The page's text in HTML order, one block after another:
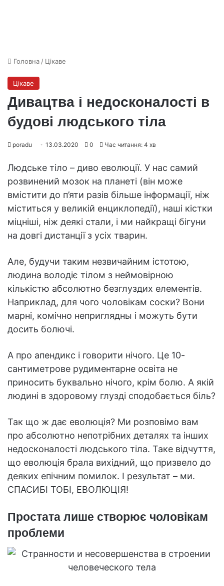
Головна / Цікаве
Цікаве
Дивацтва і недосконалості в
будові людського тіла
poradu 13.03.2020 0 Час читання: 4 хв
Людське тіло – диво еволюції. У нас самий
розвинений мозок на планеті (він може
вмістити до п’яти разів більше інформації, ніж
міститься у великій енциклопедії), наші кістки
міцніші, ніж деякі стали, і ми найкращі бігуни
на довгі дистанції з усіх тварин.
Але, будучи таким незвичайним істотою,
людина володіє тілом з неймовірною
кількістю абсолютно безглуздих елементів.
Наприклад, для чого чоловікам соски? Вони
марні, комічно неприглядны і можуть бути
досить болючі.
А про апендикс і говорити нічого. Це 10-
сантиметрове рудиментарне освіта не
приносить буквально нічого, крім болю. А якій
людині в здоровому глузді сподобається біль?
Так що ж дає еволюція? Ми розповімо вам
про абсолютно непотрібних деталях та інших
недосконалості людського тіла. Таке відчуття,
що еволюція брала вихідний, що призвело до
деяких епічним помилок. І результат – ми.
СПАСИБІ ТОБІ, ЕВОЛЮЦІЯ!
Простата лише створює чоловікам
проблеми